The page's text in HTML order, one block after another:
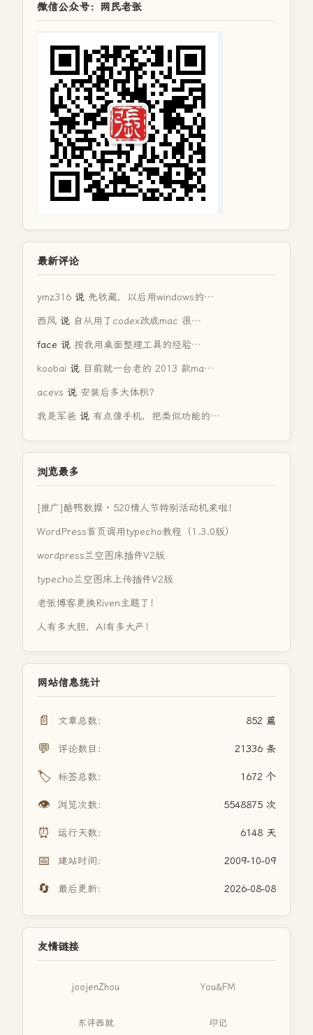
微信公众号：网民老张
最新评论
ymz316 说 先收藏，以后用windows的…
西风 说 自从用了codex改成mac 很…
face 说 按我用桌面整理工具的经验…
koobai 说 目前就一台老的 2013 款ma…
acevs 说 安装后多大体积？
我是军爸 说 有点像手机，把类似功能的…
浏览最多
[推广]酷鸭数据 · 520情人节特别活动机来啦！
WordPress首页调用typecho教程（1.3.0版）
wordpress兰空图床插件V2版
typecho兰空图床上传插件V2版
老张博客更换Riven主题了！
人有多大胆，AI有多大产！
网站信息统计
📄 文章总数： 852 篇
💬 评论数目： 21336 条
🏷️ 标签总数： 1672 个
👁️ 浏览次数： 5548875 次
⏰ 运行天数： 6148 天
📅 建站时间： 2009-10-09
🔄 最后更新： 2026-08-08
友情链接
joojenZhou You&FM
东评西就 印记